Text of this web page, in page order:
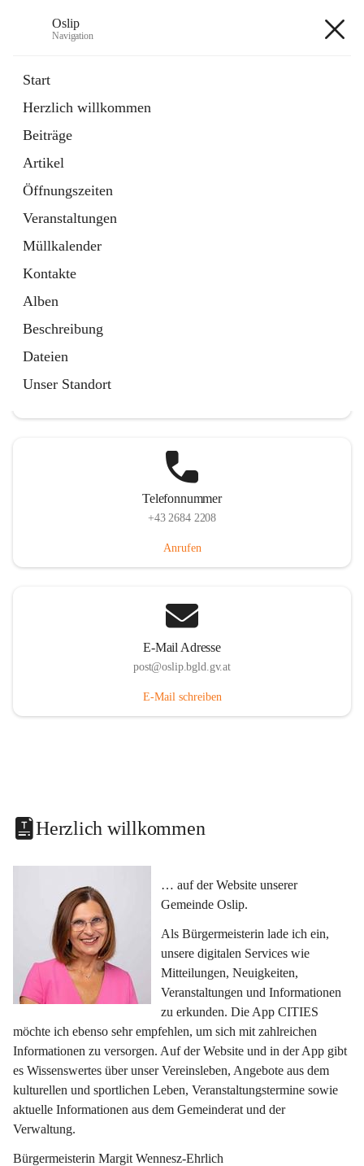
Oslip
Navigation
Start
Herzlich willkommen
Beiträge
Artikel
Öffnungszeiten
Veranstaltungen
Müllkalender
Kontakte
Alben
Beschreibung
Dateien
Unser Standort
Externe Webseite
in
Tab
Bundeskanzleramt Österreich
Externe Webseite
öffnet
in
neuem
Tab
Telefonnummer
+43 2684 2208
Anrufen
E-Mail Adresse
post@oslip.bgld.gv.at
E-Mail schreiben
Herzlich willkommen
… auf der Website unserer
Gemeinde Oslip.
Als Bürgermeisterin lade ich ein,
unsere digitalen Services wie
Mitteilungen, Neuigkeiten,
Veranstaltungen und Informationen
zu erkunden. Die App CITIES
möchte ich ebenso sehr empfehlen, um sich mit zahlreichen
Informationen zu versorgen. Auf der Website und in der App gibt
es Wissenswertes über unser Vereinsleben, Angebote aus dem
kulturellen und sportlichen Leben, Veranstaltungstermine sowie
aktuelle Informationen aus dem Gemeinderat und der
Verwaltung.
Bürgermeisterin Margit Wennesz-Ehrlich